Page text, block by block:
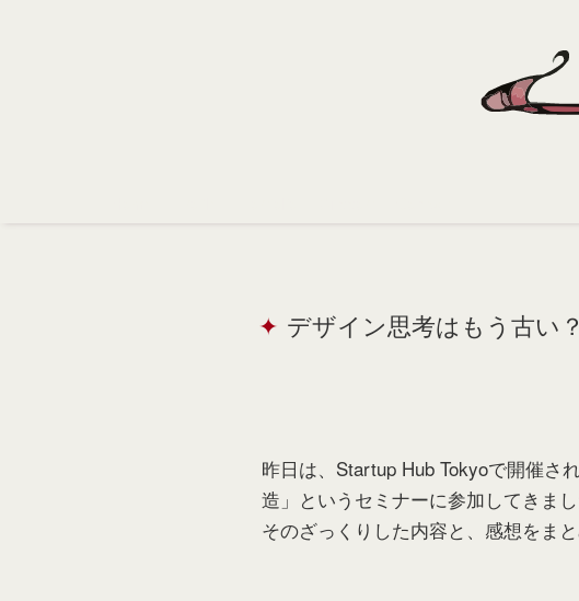
デザイン思考はもう古い
昨日は、Startup Hub Tokyoで開催さ
造」というセミナーに参加してきまし
そのざっくりした内容と、感想をまと